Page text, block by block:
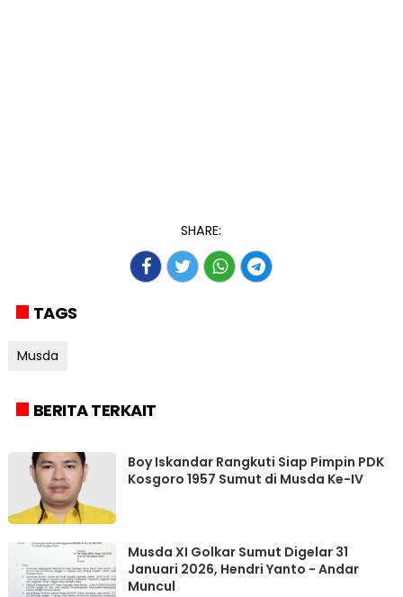
SHARE:
TAGS
Musda
BERITA TERKAIT
Boy Iskandar Rangkuti Siap Pimpin PDK
Kosgoro 1957 Sumut di Musda Ke-IV
Musda XI Golkar Sumut Digelar 31
Januari 2026, Hendri Yanto - Andar
Muncul